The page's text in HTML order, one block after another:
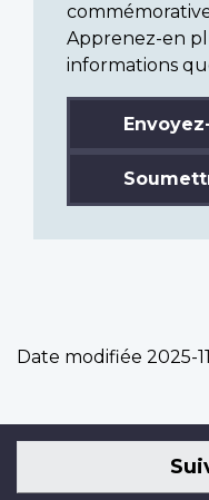
Apprenez-en
informations
Date modifiée 2025-